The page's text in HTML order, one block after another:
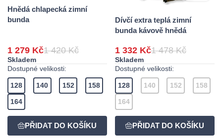
Hnědá chlapecká zimní
bunda
1 279 Kč1 420 Kč
Skladem
Dostupné velikosti:
128 140 152 158
164
Dívčí extra teplá zimní
bunda kávově hnědá
1 332 Kč1 478 Kč
Skladem
Dostupné velikosti:
128 140 152 158
164